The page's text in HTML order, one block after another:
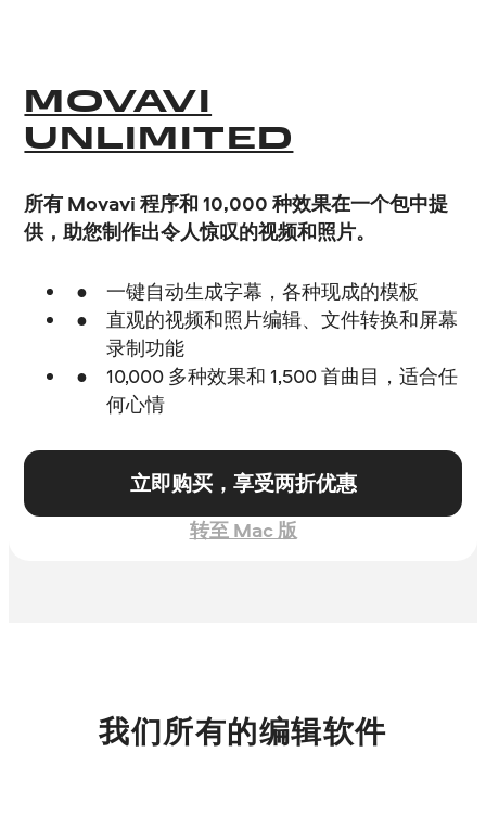
MOVAVI
UNLIMITED
所有 Movavi 程序和 10,000 种效果在一个包中提
供，助您制作出令人惊叹的视频和照片。
一键自动生成字幕，各种现成的模板
直观的视频和照片编辑、文件转换和屏幕
录制功能
10,000 多种效果和 1,500 首曲目，适合任
何心情
立即购买，享受两折优惠
转至 Mac 版
我们所有的编辑软件